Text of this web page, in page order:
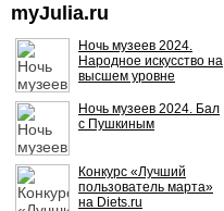
myJulia.ru
Ночь музеев 2024.
Народное искусство на
высшем уровне
Ночь музеев 2024. Бал
с Пушкиным
Конкурс «Лучший
пользователь марта»
на Diets.ru